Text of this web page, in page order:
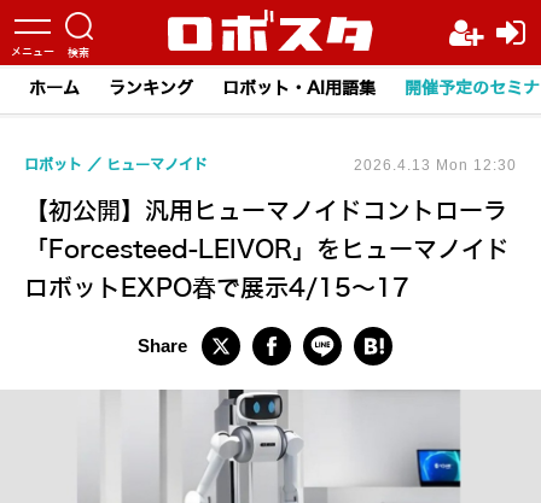
ホーム ランキング ロボット・AI用語集 開催予定のセミ
【初公開】汎用ヒューマノイドコントローラ
「Forcesteed-LEIVOR」をヒューマノイド
ロボットEXPO春で展示4/15～17
ロボット ヒューマノイド 2026.4.13 Mon 12:30